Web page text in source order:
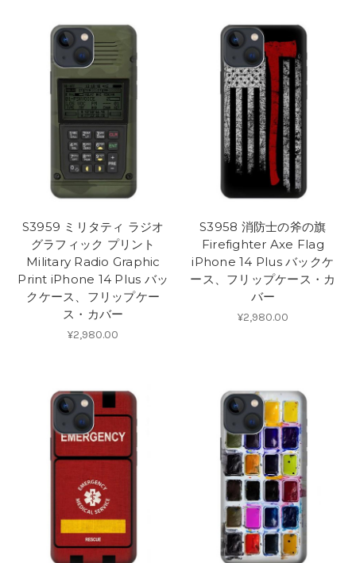
S3959 ミリタティ ラジオ
グラフィック プリント
Military Radio Graphic
Print iPhone 14 Plus バッ
クケース、フリップケー
ス・カバー
¥2,980.00
S3958 消防士の斧の旗
Firefighter Axe Flag
iPhone 14 Plus バックケ
ース、フリップケース・カ
バー
¥2,980.00